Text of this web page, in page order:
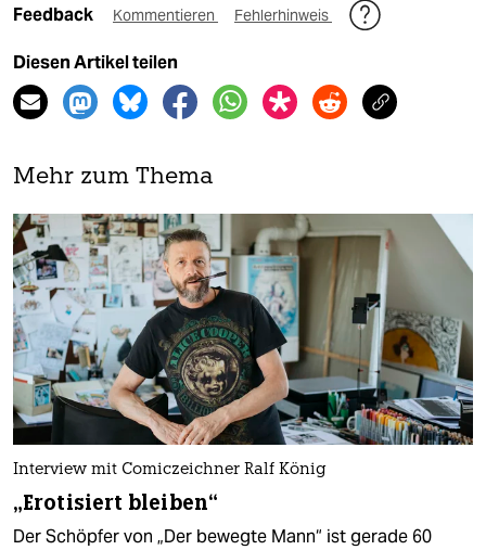
Feedback Kommentieren Fehlerhinweis
Diesen Artikel teilen
Mehr zum Thema
Interview mit Comiczeichner Ralf König
„Erotisiert bleiben“
Der Schöpfer von „Der bewegte Mann“ ist gerade 60